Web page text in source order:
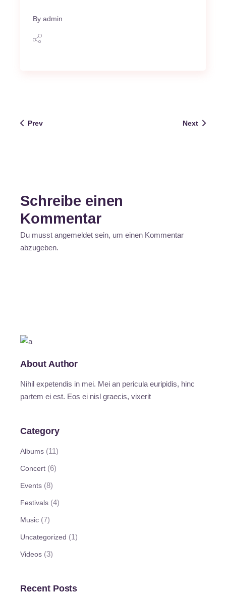
By admin
Prev Next
Schreibe einen
Kommentar
Du musstangemeldet sein, um einen Kommentar
abzugeben.
About Author
Nihil expetendis in mei. Mei an pericula euripidis, hinc
partem ei est. Eos ei nisl graecis, vixerit
Category
Albums (11)
Concert (6)
Events (8)
Festivals (4)
Music (7)
Uncategorized (1)
Videos (3)
Recent Posts